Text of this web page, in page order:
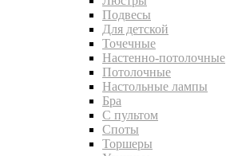
Подвесы
Для детской
Точечные
Настенно-потолочные
Потолочные
Настольные лампы
Бра
С пультом
Споты
Торшеры